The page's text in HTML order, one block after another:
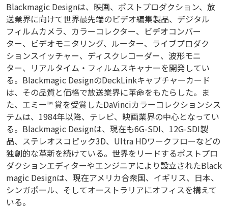
Blackmagic Designは、映画、ポストプロダクション、放
送業界に向けて世界最先端のビデオ編集製品、デジタル
フィルムカメラ、カラーコレクター、ビデオコンバー
ター、ビデオモニタリング、ルーター、ライブプロダク
ションスイッチャー、ディスクレコーダー、波形モニ
ター、リアルタイム・フィルムスキャナーを開発してい
る。Blackmagic DesignのDeckLinkキャプチャーカード
は、その品質と価格で放送業界に革命をもたらした。ま
た、エミー™ 賞を受賞したDaVinciカラーコレクションシス
テムは、1984年以降、テレビ、映画業界の中心となってい
る。Blackmagic Designは、現在も6G-SDI、12G-SDI製
品、ステレオスコピック3D、Ultra HDワークフローなどの
独創的な革新を続けている。世界をリードするポストプロ
ダクションエディターやエンジニアにより設立されたBlack
magic Designは、現在アメリカ合衆国、イギリス、日本、
シンガポール、そしてオーストラリアにオフィスを構えて
いる。